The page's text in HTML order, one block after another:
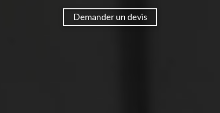
Demander un devis